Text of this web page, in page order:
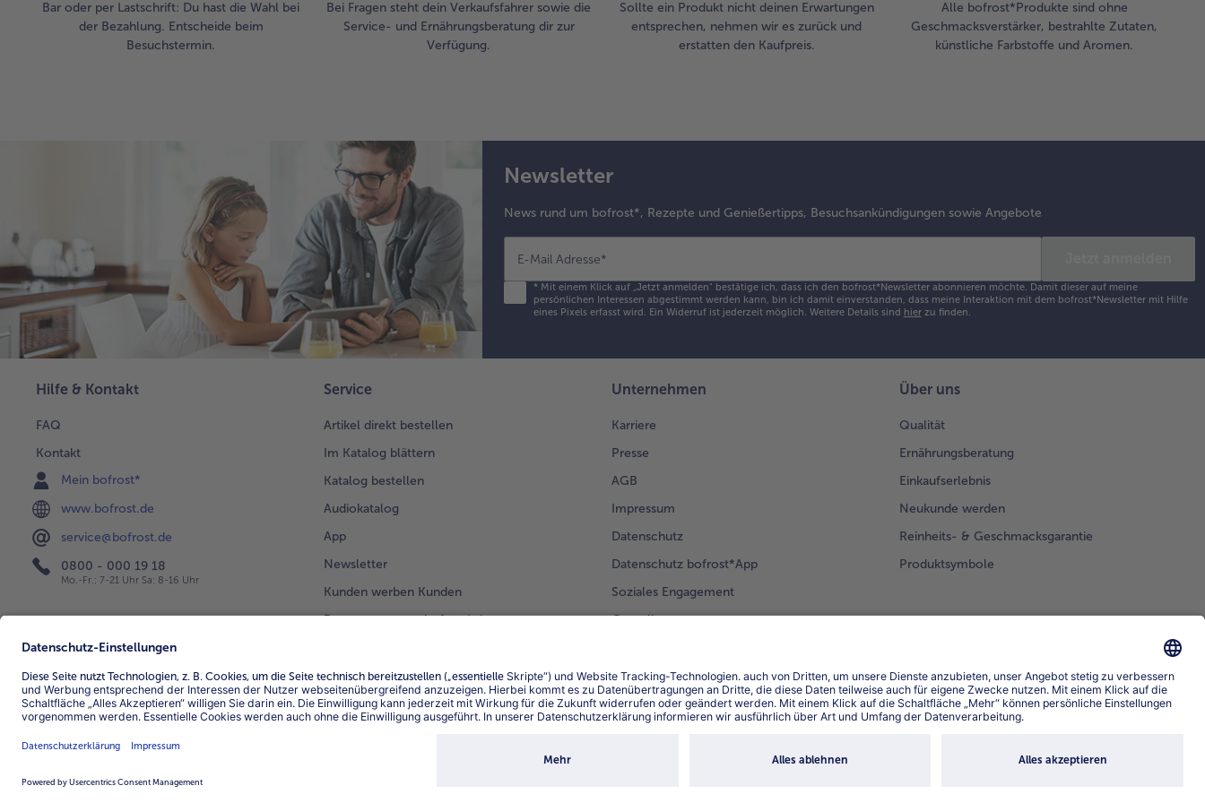
Bar oder per Lastschrift: Du hast die Wahl bei
der Bezahlung. Entscheide beim
Besuchstermin.
Bei Fragen steht dein Verkaufsfahrer sowie die
Service- und Ernährungsberatung dir zur
Verfügung.
Sollte ein Produkt nicht deinen Erwartungen
entsprechen, nehmen wir es zurück und
erstatten den Kaufpreis.
Alle bofrost*Produkte sind ohne
Geschmacksverstärker, bestrahlte Zutaten,
künstliche Farbstoffe und Aromen.
Newsletter
News rund um bofrost*, Rezepte und Genießertipps, Besuchsankündigungen sowie Angebote
E-Mail Adresse*
*Mit einem Klick auf „Jetzt anmelden" bestätige ich, dass ich den bofrost*Newsletter abonnieren möchte. Damit dieser auf meine
persönlichen Interessen abgestimmt werden kann, bin ich damit einverstanden, dass meine Interaktion mit dem bofrost*Newsletter mit Hilfe
eines Pixels erfasst wird. Ein Widerruf ist jederzeit möglich. Weitere Details sind hierzu finden.
Hilfe & Kontakt
FAQ
Kontakt
Mein bofrost*
www.bofrost.de
service@bofrost.de
0800 - 000 19 18
Mo.-Fr.: 7-21 Uhr Sa: 8-16 Uhr
Service
Artikel direkt bestellen
Im Katalog blättern
Katalog bestellen
Audiokatalog
App
Newsletter
Kunden werben Kunden
Bonusprogramm bofrost*plus.
Unternehmen
Karriere
Presse
AGB
Impressum
Datenschutz
Datenschutz bofrost*App
Soziales Engagement
Compliance
Barrierefreiheit
Über uns
Qualität
Ernährungsberatung
Einkaufserlebnis
Neukunde werden
Reinheits- & Geschmacksgarantie
Produktsymbole